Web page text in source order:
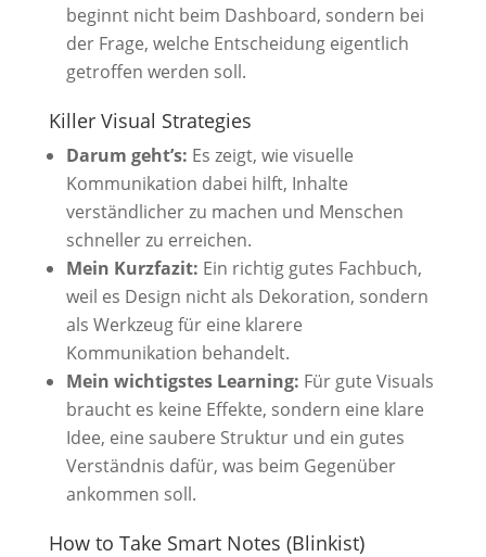
beginnt nicht beim Dashboard, sondern bei
der Frage, welche Entscheidung eigentlich
getroffen werden soll.
Killer Visual Strategies
Darum geht’s: Es zeigt, wie visuelle
Kommunikation dabei hilft, Inhalte
verständlicher zu machen und Menschen
schneller zu erreichen.
Mein Kurzfazit: Ein richtig gutes Fachbuch,
weil es Design nicht als Dekoration, sondern
als Werkzeug für eine klarere
Kommunikation behandelt.
Mein wichtigstes Learning: Für gute Visuals
braucht es keine Effekte, sondern eine klare
Idee, eine saubere Struktur und ein gutes
Verständnis dafür, was beim Gegenüber
ankommen soll.
How to Take Smart Notes (Blinkist)